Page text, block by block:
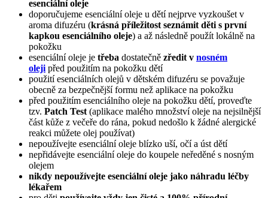
esenciální oleje
doporučujeme esenciální oleje u dětí nejprve vyzkoušet v
aroma difuzéru (krásná příležitost seznámit děti s první
kapkou esenciálního oleje) a až následně použít lokálně na
pokožku
esenciální oleje je třeba dostatečně zředit v nosném
oleji před použitím na pokožku dětí
použití esenciálních olejů v dětském difuzéru se považuje
obecně za bezpečnější formu než aplikace na pokožku
před použitím esenciálního oleje na pokožku dětí, proveďte
tzv. Patch Test (aplikace malého množství oleje na nejsilnější
část kůže z večeře do rána, pokud nedošlo k žádné alergické
reakci můžete olej používat)
nepoužívejte esenciální oleje blízko uší, očí a úst dětí
nepřidávejte esenciální oleje do koupele neředěné s nosným
olejem
nikdy nepoužívejte esenciální oleje jako náhradu léčby
lékařem